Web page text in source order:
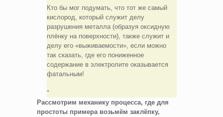
Кто бы мог подумать, что тот же самый
кислород, который служит делу
разрушения металла (образуя оксидную
плёнку на поверхности), также служит и
делу его «выживаемости», если можно
так сказать, где его пониженное
содержание в электролите оказывается
фатальным!
Рассмотрим механику процесса, где для
простоты примера возьмём заклёпку,